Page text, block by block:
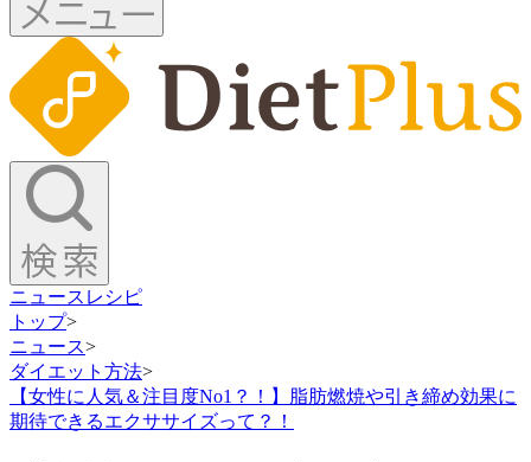
ニュース レシピ
トップ>
ニュース>
ダイエット方法>
【女性に人気＆注目度No1？！】脂肪燃焼や引き締め効果に
期待できるエクササイズって？！